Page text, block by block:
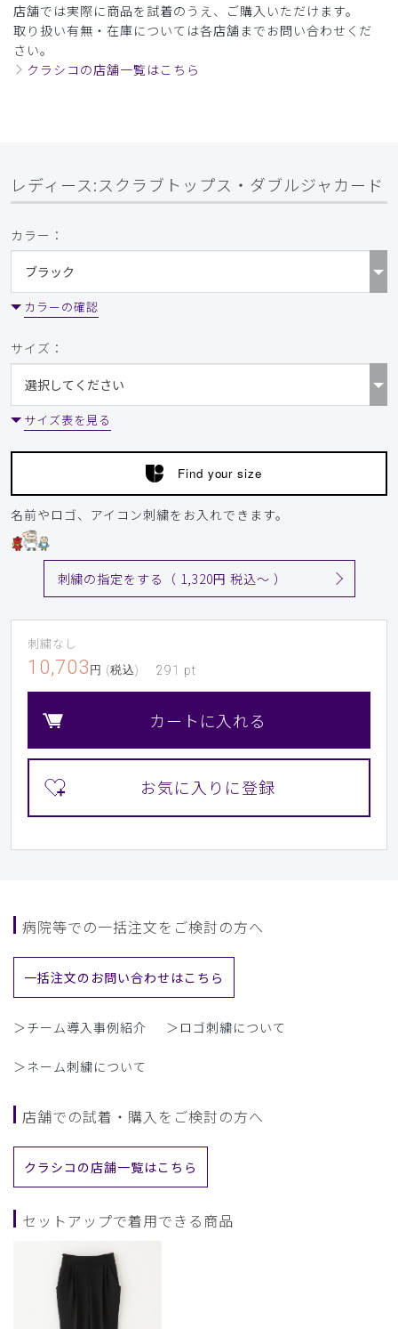
店舗では実際に商品を試着のうえ、ご購入いただけます。
取り扱い有無・在庫については各店舗までお問い合わせくだ
さい。
クラシコの店舗一覧はこちら
レディース:スクラブトップス・ダブルジャカード
カラー：
カラーの確認
サイズ：
サイズ表を見る
Find your size
名前やロゴ、アイコン刺繍をお入れできます。
刺繍の指定をする（ 1,320円 税込〜 ）
刺繍なし
10,703 円 (税込) 291 pt
カートに入れる
病院等での一括注文をご検討の方へ
一括注文のお問い合わせはこちら
＞チーム導入事例紹介 ＞ロゴ刺繍について
＞ネーム刺繍について
店舗での試着・購入をご検討の方へ
クラシコの店舗一覧はこちら
セットアップで着用できる商品